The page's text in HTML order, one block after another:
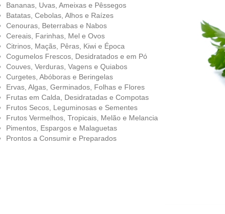
Bananas, Uvas, Ameixas e Pêssegos
Batatas, Cebolas, Alhos e Raízes
Cenouras, Beterrabas e Nabos
Cereais, Farinhas, Mel e Ovos
Citrinos, Maçãs, Pêras, Kiwi e Época
Cogumelos Frescos, Desidratados e em Pó
Couves, Verduras, Vagens e Quiabos
Curgetes, Abóboras e Beringelas
Ervas, Algas, Germinados, Folhas e Flores
Frutas em Calda, Desidratadas e Compotas
Frutos Secos, Leguminosas e Sementes
Frutos Vermelhos, Tropicais, Melão e Melancia
Pimentos, Espargos e Malaguetas
Prontos a Consumir e Preparados